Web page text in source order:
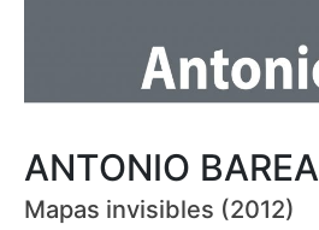
ANTONIO BAREA
Mapas invisibles (2012)